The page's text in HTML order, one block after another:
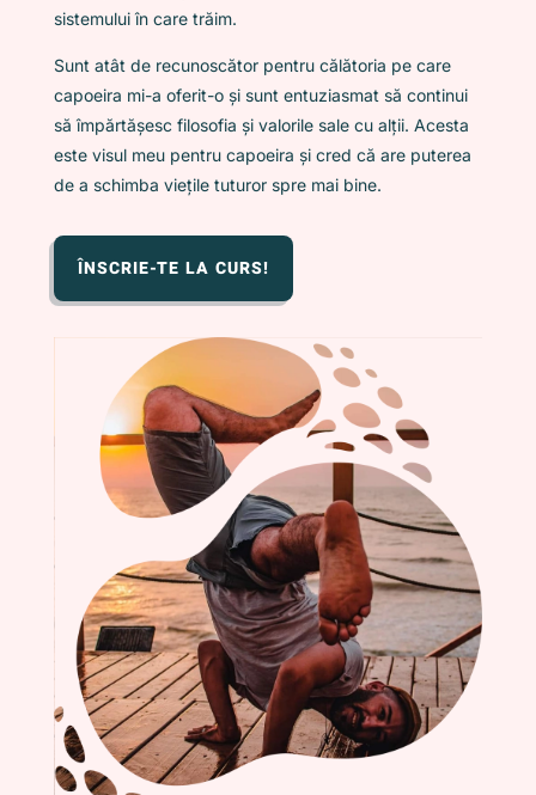
sistemului în care trăim.
Sunt atât de recunoscător pentru călătoria pe care
capoeira mi-a oferit-o și sunt entuziasmat să continui
să împărtășesc filosofia și valorile sale cu alții. Acesta
este visul meu pentru capoeira și cred că are puterea
de a schimba viețile tuturor spre mai bine.
ÎNSCRIE-TE LA CURS!